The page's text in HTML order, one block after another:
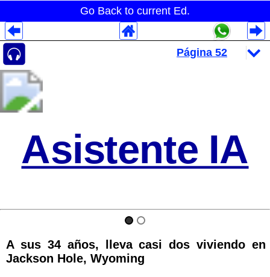
Go Back to current Ed.
Asistente IA
A sus 34 años, lleva casi dos viviendo en
Jackson Hole, Wyoming
Despliegues Analytics
Despliegues Totales
Despliegues por Rubros